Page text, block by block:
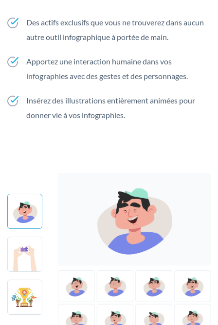
Des actifs exclusifs que vous ne trouverez dans aucun
autre outil infographique à portée de main.
Apportez une interaction humaine dans vos
infographies avec des gestes et des personnages.
Insérez des illustrations entièrement animées pour
donner vie à vos infographies.